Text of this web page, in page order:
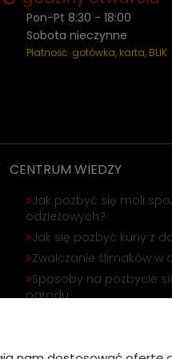
Pon-Pt 8:30 - 18:00
Sobota nieczynne
Płatność: gotówka, karta, BLIK
CENTRUM WIEDZY
Jak pozbyć się moli
odzieżowych?
Jak się pozbyć kuny z
Zwalczanie ślimaków w
Sposoby na pozbycie
ogrodu